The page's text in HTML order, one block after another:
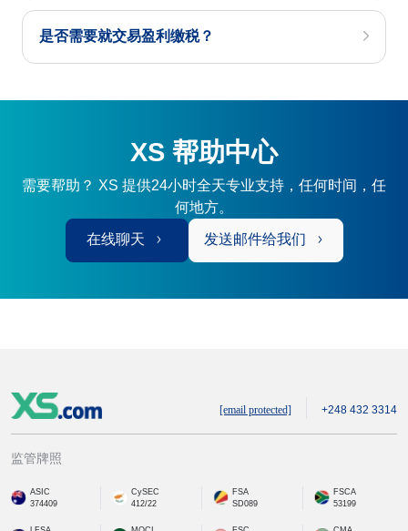
是否需要就交易盈利缴税？
XS 帮助中心
需要帮助？ XS 提供24小时全天专业支持，任何时间，任
何地方。
在线聊天 发送邮件给我们
[email protected] +248 432 3314
监管牌照
ASIC
374409
CySEC
412/22
FSA
SD089
FSCA
53199